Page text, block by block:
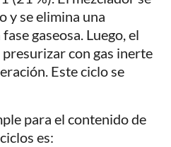
y se elimina una
gaseosa. Luego, el
con gas inerte
Este ciclo se
para el contenido de
es: